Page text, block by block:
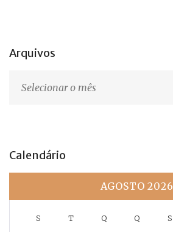
Arquivos
Calendário
AGOSTO 2026
S T Q Q S